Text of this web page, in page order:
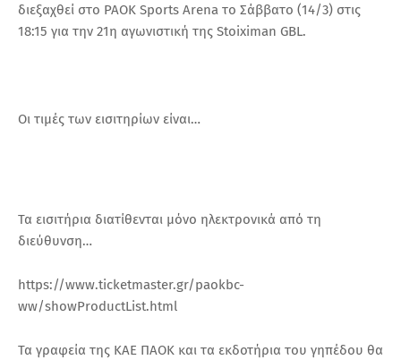
διεξαχθεί στο PAOK Sports Arena το Σάββατο (14/3) στις
18:15 για την 21η αγωνιστική της Stoiximan GBL.
Οι τιμές των εισιτηρίων είναι…
Τα εισιτήρια διατίθενται μόνο ηλεκτρονικά από τη
διεύθυνση…
https://www.ticketmaster.gr/paokbc-
ww/showProductList.html
Τα γραφεία της ΚΑΕ ΠΑΟΚ και τα εκδοτήρια του γηπέδου θα